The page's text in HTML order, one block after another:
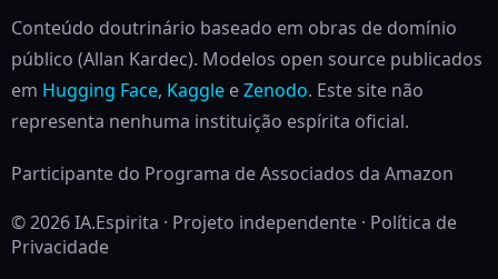
Conteúdo doutrinário baseado em obras de domínio
público (Allan Kardec). Modelos open source publicados
em Hugging Face, Kaggle eZenodo. Este site não
representa nenhuma instituição espírita oficial.
Participante do Programa de Associados da Amazon
© 2026 IA.Espirita · Projeto independente · Política de
Privacidade